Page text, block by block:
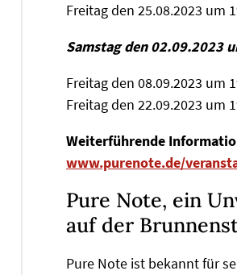
Freitag den 25.08.2023 um
Samstag den 02.09.2023
Freitag den 08.09.2023 um
Freitag den 22.09.2023 um
Weiterführende
www.purenote.de/
Pure Note, ein
auf der
Pure Note ist bekannt für